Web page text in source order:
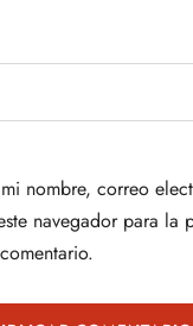
nombre, correo
navegador para la